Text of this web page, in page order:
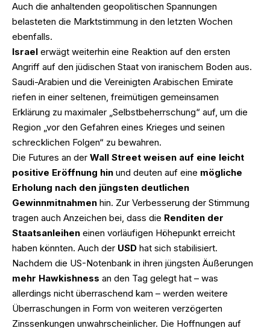
Auch die anhaltenden geopolitischen Spannungen
belasteten die Marktstimmung in den letzten Wochen
ebenfalls.
Israel erwägt weiterhin eine Reaktion auf den ersten
Angriff auf den jüdischen Staat von iranischem Boden aus.
Saudi-Arabien und die Vereinigten Arabischen Emirate
riefen in einer seltenen, freimütigen gemeinsamen
Erklärung zu maximaler „Selbstbeherrschung“ auf, um die
Region „vor den Gefahren eines Krieges und seinen
schrecklichen Folgen“ zu bewahren.
Die Futures an der Wall Street weisen auf eine leicht
positive Eröffnung hin und deuten auf eine mögliche
Erholung nach den jüngsten deutlichen
Gewinnmitnahmen hin. Zur Verbesserung der Stimmung
tragen auch Anzeichen bei, dass die Renditen der
Staatsanleihen einen vorläufigen Höhepunkt erreicht
haben könnten. Auch der USD hat sich stabilisiert.
Nachdem die US-Notenbank in ihren jüngsten Äußerungen
mehr Hawkishness an den Tag gelegt hat – was
allerdings nicht überraschend kam – werden weitere
Überraschungen in Form von weiteren verzögerten
Zinssenkungen unwahrscheinlicher. Die Hoffnungen auf